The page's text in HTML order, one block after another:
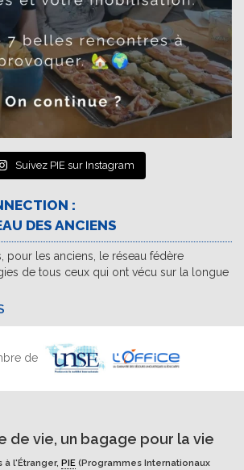
Suivez PIE sur Instagram
:
DES ANCIENS
pour les anciens, le réseau fédère
de tous ceux qui ont vécu sur la longue
de
de vie, un bagage pour la vie
l'Étranger, PIE (Programmes Internationaux